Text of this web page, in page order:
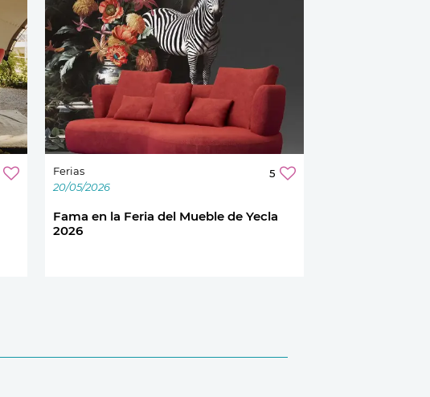
Ferias
5
20/05/2026
Fama en la Feria del Mueble de Yecla
2026